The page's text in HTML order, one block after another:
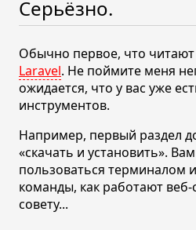
Серьёзно.
Обычно первое, что
Laravel. Не поймите меня
ожидается, что у вас уже
инструментов.
Например, первый раздел
«скачать и установить».
пользоваться терминалом
команды, как работают веб-
совету...